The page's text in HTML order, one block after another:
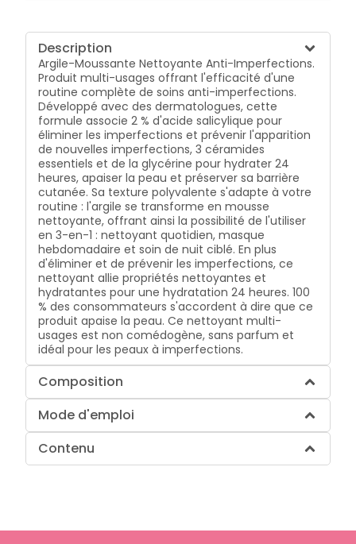
Description
Argile-Moussante Nettoyante Anti-Imperfections.
Produit multi-usages offrant l'efficacité d'une
routine complète de soins anti-imperfections.
Développé avec des dermatologues, cette
formule associe 2 % d'acide salicylique pour
éliminer les imperfections et prévenir l'apparition
de nouvelles imperfections, 3 céramides
essentiels et de la glycérine pour hydrater 24
heures, apaiser la peau et préserver sa barrière
cutanée. Sa texture polyvalente s'adapte à votre
routine : l'argile se transforme en mousse
nettoyante, offrant ainsi la possibilité de l'utiliser
en 3-en-1 : nettoyant quotidien, masque
hebdomadaire et soin de nuit ciblé. En plus
d'éliminer et de prévenir les imperfections, ce
nettoyant allie propriétés nettoyantes et
hydratantes pour une hydratation 24 heures. 100
% des consommateurs s'accordent à dire que ce
produit apaise la peau. Ce nettoyant multi-
usages est non comédogène, sans parfum et
idéal pour les peaux à imperfections.
Composition
Mode d'emploi
Contenu